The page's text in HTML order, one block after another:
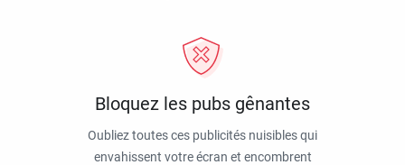
Bloquez les pubs gênantes
Oubliez toutes ces publicités nuisibles qui
envahissent votre écran et encombrent